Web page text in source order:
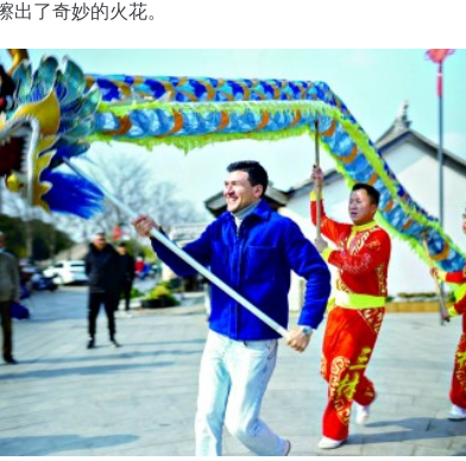
出了奇妙的火花。